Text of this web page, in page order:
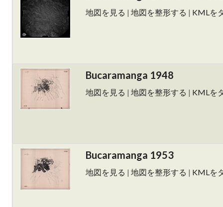
地図を見る | 地図を整形する | KMLを
Bucaramanga 1948
地図を見る | 地図を整形する | KMLを
Bucaramanga 1953
地図を見る | 地図を整形する | KMLを